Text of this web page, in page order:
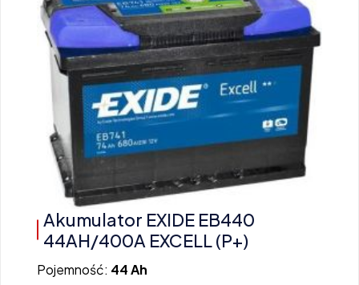
Akumulator EXIDE EB440
44AH/400A EXCELL (P+)
Pojemność: 44 Ah